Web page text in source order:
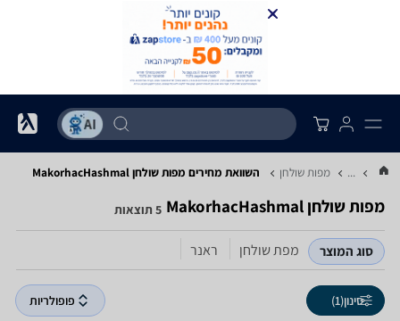
... מפות שולחן השוואת מחירים מפות שולחן ‏MakorhacHashmal
מפות שולחן ‏MakorhacHashmal 5 תוצאות
סוג המוצר מפת שולחן ראנר
סינון(1) פופולריות